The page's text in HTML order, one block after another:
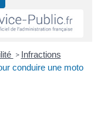
> Infractions
conduire une moto